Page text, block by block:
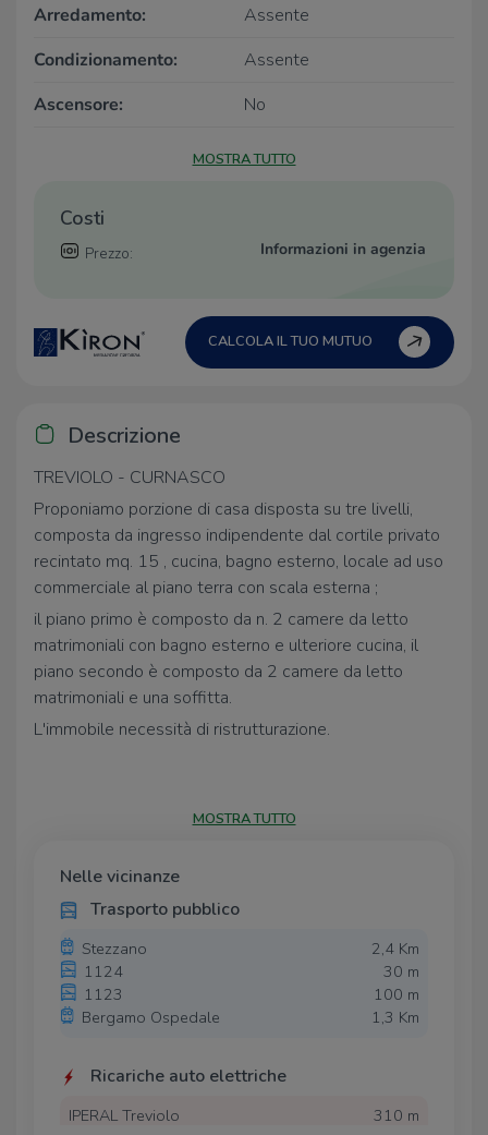
Arredamento:
Assente
Condizionamento:
Assente
Ascensore:
No
MOSTRA TUTTO
Costi
Prezzo: Informazioni in agenzia
CALCOLA IL TUO MUTUO
Descrizione
TREVIOLO - CURNASCO
Proponiamo porzione di casa disposta su tre livelli,
composta da ingresso indipendente dal cortile privato
recintato mq. 15 , cucina, bagno esterno, locale ad uso
commerciale al piano terra con scala esterna ;
il piano primo è composto da n. 2 camere da letto
matrimoniali con bagno esterno e ulteriore cucina, il
piano secondo è composto da 2 camere da letto
matrimoniali e una soffitta.
L'immobile necessità di ristrutturazione.
TECNOBERGAMO .
24048 Treviolo (BG)
- Tel. e WhatsApp:035.039.19.23
E-mail:
Ogni agenzia ha un proprio titolare ed è autonoma. Il
MOSTRA TUTTO
Nelle vicinanze
Trasporto pubblico
Stezzano
2,4 Km
1124
30 m
1123
100 m
Bergamo Ospedale
1,3 Km
Ricariche auto elettriche
IPERAL Treviolo
310 m